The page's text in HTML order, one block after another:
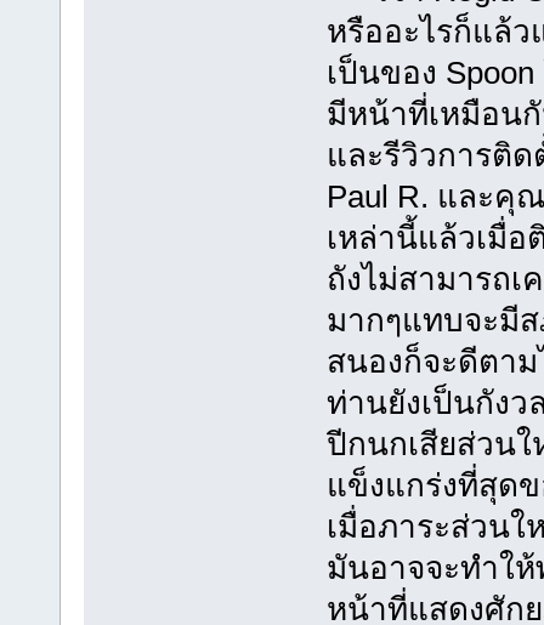
หรืออะไรก็แล้
เป็นของ
มีหน้าที่เหมือน
และรีวิวการติ
Paul R. และคุ
เหล่านี้แล้วเมื่
ถังไม่สามารถ
มากๆแทบจะมี
สนองก็จะดีตาม
ท่านยังเป็นกัง
ปีกนกเสียส่วน
แข็งแกร่งที่สุด
เมื่อภาระส่วน
มันอาจจะทำใ
หน้าที่แสดงศัก